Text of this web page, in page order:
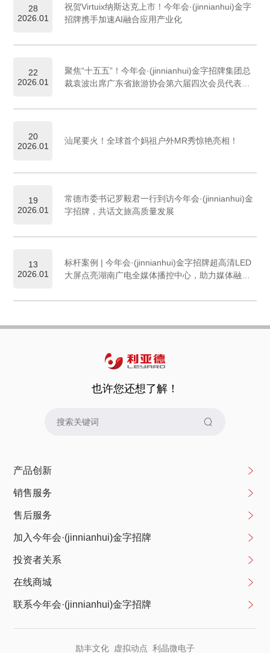
28
2026.01
祝贺Virtuix纳斯达克上市！今年会·(jinnianhui)金字
招牌携手加速AI融合应用产业化
22
2026.01
聚焦“十五五”！今年会·(jinnianhui)金字招牌集团总
裁袁波出席广东省旅游协会第六届四次会员代表大
20
2026.01
汕尾要火！全球首个妈祖户外MR秀惊艳亮相！
19
2026.01
常德市委书记罗毅君一行到访今年会·(jinnianhui)金
字招牌，共话文旅高质量发展
13
2026.01
标杆案例 | 今年会·(jinnianhui)金字招牌超高清LED
大屏点亮湖南广电全媒体播控中心，助力媒体融合
也许您还想了解！
产品创新
销售服务
售后服务
加入今年会·(jinnianhui)金字招牌
投资者关系
在线商城
联系今年会·(jinnianhui)金字招牌
励丰文化 虚拟动点 利晶微电子